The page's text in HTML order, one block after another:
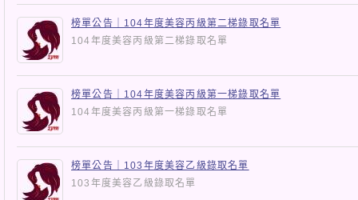
榜單公告｜104年度美容丙級第二梯錄取名單
104年度美容丙級第二梯錄取名單
榜單公告｜104年度美容丙級第一梯錄取名單
104年度美容丙級第一梯錄取名單
榜單公告｜103年度美容乙級錄取名單
103年度美容乙級錄取名單